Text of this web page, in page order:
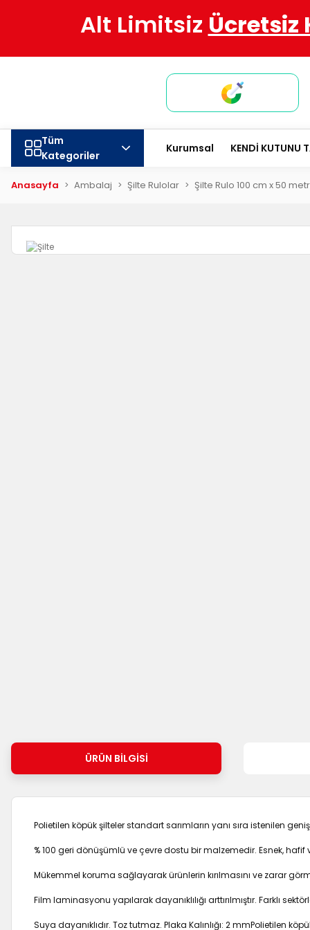
Alt Limitsiz Ücretsiz
Tüm
Kategoriler
Kurumsal KENDİ KUTUNU
Anasayfa Ambalaj Şilte Rulolar Şilte Rulo 100 cm x 50
ÜRÜN BILGISI
Polietilen köpük şilteler standart sarımların yanı sıra istenilen
% 100 geri dönüşümlü ve çevre dostu bir malzemedir. Esnek,
Mükemmel koruma sağlayarak ürünlerin kırılmasını ve zarar
Film laminasyonu yapılarak dayanıklılığı arttırılmıştır. Farklı
Suya dayanıklıdır. Toz tutmaz. Plaka Kalınlığı: 2 mmPolietilen